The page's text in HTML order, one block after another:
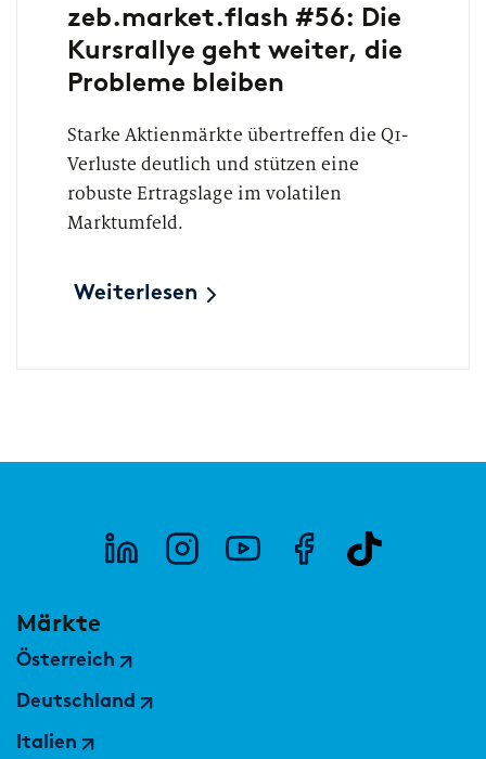
zeb.market.flash #56: Die
Kursrallye geht weiter, die
Probleme bleiben
Starke Aktienmärkte übertreffen die Q1-
Verluste deutlich und stützen eine
robuste Ertragslage im volatilen
Marktumfeld.
Weiterlesen
Märkte
Österreich
Deutschland
Italien